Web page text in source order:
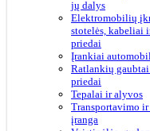
jų dalys
Elektromobilių
stotelės, kabeliai
priedai
Įrankiai
Ratlankių
priedai
Tepalai ir alyvos
Transportavimo
įranga